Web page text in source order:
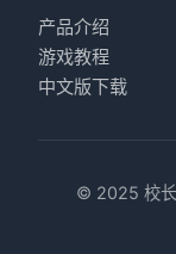
产品介绍
游戏教程
中文版下载
© 2025 校